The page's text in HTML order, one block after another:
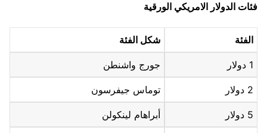
فئات الدولار الامريكي الورقية
الفئة شكل الفئة
1 دولار جورج واشنطن
2 دولار توماس جيفرسون
5 دولار أبراهام لينكولن